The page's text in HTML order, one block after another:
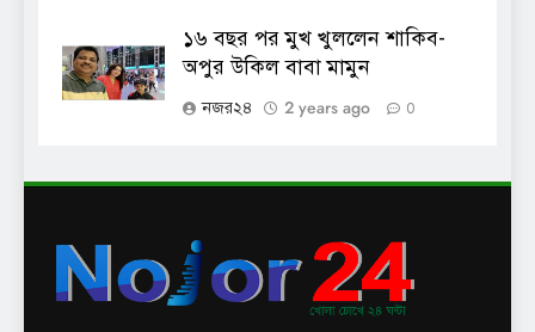
১৬ বছর পর মুখ খুললেন শাকিব-
অপুর উকিল বাবা মামুন
নজর২৪ 2 years ago 0